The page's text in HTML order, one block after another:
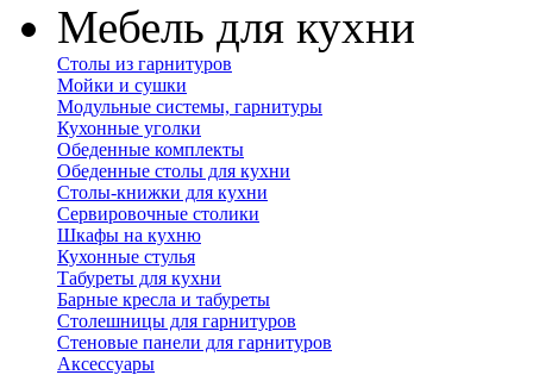
Мебель для кухни
Столы из гарнитуров
Мойки и сушки
Модульные системы, гарнитуры
Кухонные уголки
Обеденные комплекты
Обеденные столы для кухни
Столы-книжки для кухни
Сервировочные столики
Шкафы на кухню
Кухонные стулья
Табуреты для кухни
Барные кресла и табуреты
Столешницы для гарнитуров
Стеновые панели для гарнитуров
Аксессуары